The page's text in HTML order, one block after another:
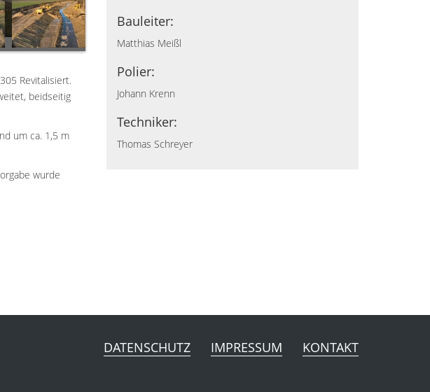
Revitalisiert.
beidseitig
um ca. 1,5 m
wurde
Bauleiter:
Matthias Meißl
Polier:
Johann Krenn
Techniker:
Thomas Schreyer
DATENSCHUTZ IMPRESSUM KONTAKT